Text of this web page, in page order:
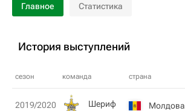
Главное Статистика
История выступлений
сезон команда страна
2019/2020 Шериф Молдова